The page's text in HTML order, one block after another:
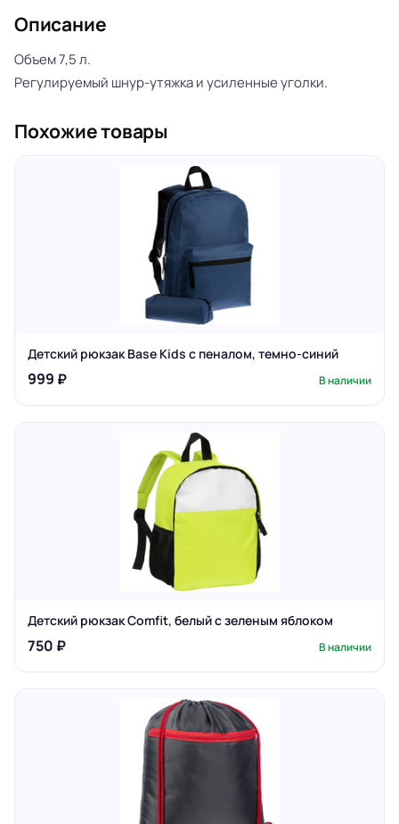
Описание
Объем 7,5 л.
Регулируемый шнур-утяжка и усиленные уголки.
Похожие товары
Детский рюкзак Base Kids с пеналом, темно-синий
999 ₽ В наличии
Детский рюкзак Comfit, белый с зеленым яблоком
750 ₽ В наличии